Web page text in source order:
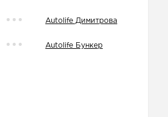
Autolife Димитрова
Autolife Бункер